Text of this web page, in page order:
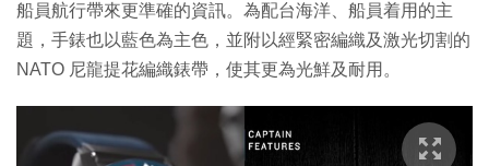
船員航行帶來更準確的資訊。為配台海洋、船員着用的主
題，手錶也以藍色為主色，並附以經緊密編織及激光切割的
NATO 尼龍提花編織錶帶，使其更為光鮮及耐用。